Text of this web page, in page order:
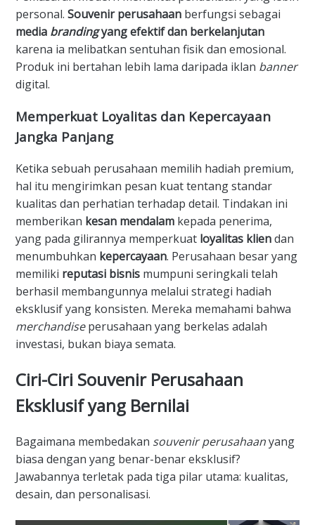
personal. Souvenir perusahaan berfungsi sebagai
media brandingyang efektif dan berkelanjutan
karena ia melibatkan sentuhan fisik dan emosional.
Produk ini bertahan lebih lama daripada iklan banner
digital.
​Memperkuat Loyalitas dan Kepercayaan
Jangka Panjang
​Ketika sebuah perusahaan memilih hadiah premium,
hal itu mengirimkan pesan kuat tentang standar
kualitas dan perhatian terhadap detail. Tindakan ini
memberikan kesan mendalam kepada penerima,
yang pada gilirannya memperkuat loyalitas kliendan
menumbuhkan kepercayaan. Perusahaan besar yang
memiliki reputasi bisnis mumpuni seringkali telah
berhasil membangunnya melalui strategi hadiah
eksklusif yang konsisten. Mereka memahami bahwa
merchandiseperusahaan yang berkelas adalah
investasi, bukan biaya semata.
​Ciri-Ciri Souvenir Perusahaan
Eksklusif yang Bernilai
​Bagaimana membedakan souvenir perusahaanyang
biasa dengan yang benar-benar eksklusif?
Jawabannya terletak pada tiga pilar utama: kualitas,
desain, dan personalisasi.